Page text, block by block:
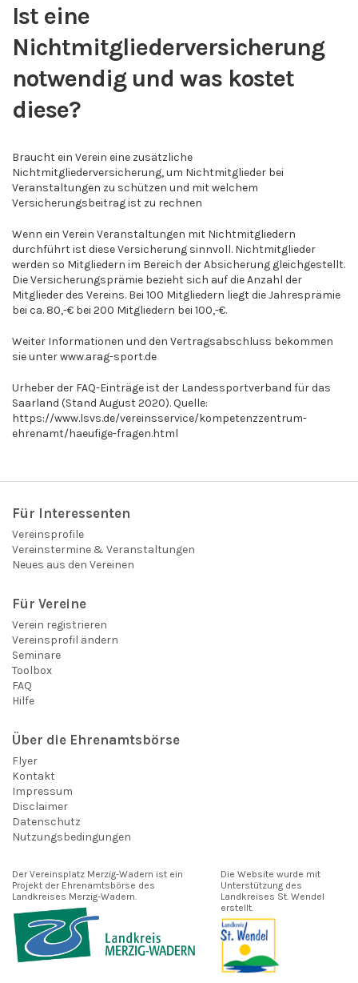
Ist eine
Nichtmitgliederversicherung
notwendig und was kostet
diese?
Braucht ein Verein eine zusätzliche
Nichtmitgliederversicherung, um Nichtmitglieder bei
Veranstaltungen zu schützen und mit welchem
Versicherungsbeitrag ist zu rechnen
Wenn ein Verein Veranstaltungen mit Nichtmitgliedern
durchführt ist diese Versicherung sinnvoll. Nichtmitglieder
werden so Mitgliedern im Bereich der Absicherung gleichgestellt.
Die Versicherungsprämie bezieht sich auf die Anzahl der
Mitglieder des Vereins. Bei 100 Mitgliedern liegt die Jahresprämie
bei ca. 80,-€ bei 200 Mitgliedern bei 100,-€.
Weiter Informationen und den Vertragsabschluss bekommen
sie unterwww.arag-sport.de
Urheber der FAQ-Einträge ist der Landessportverband für das
Saarland (Stand August 2020). Quelle:
https://www.lsvs.de/vereinsservice/kompetenzzentrum-
ehrenamt/haeufige-fragen.html
Für Interessenten
Vereinsprofile
Vereinstermine & Veranstaltungen
Neues aus den Vereinen
Für Vereine
Verein registrieren
Vereinsprofil ändern
Seminare
Toolbox
FAQ
Hilfe
Über die Ehrenamtsbörse
Flyer
Kontakt
Impressum
Disclaimer
Datenschutz
Nutzungsbedingungen
Der Vereinsplatz Merzig-Wadern ist ein
Projekt der Ehrenamtsbörse des
Landkreises Merzig-Wadern.
Die Website wurde mit
Unterstützung des
Landkreises St. Wendel
erstellt.